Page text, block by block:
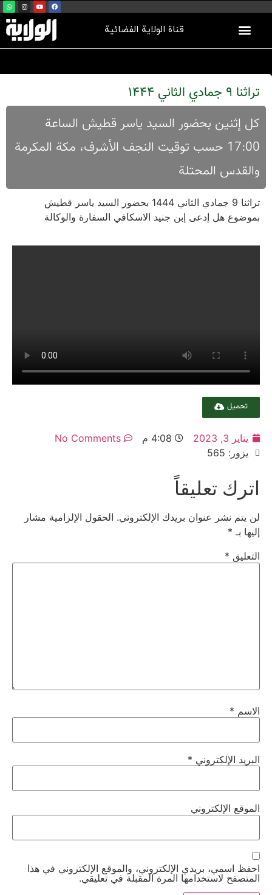
قناة الولاية الفضائية
تراثنا 9 جمادي الثاني 1444
کل إثنین بحضور السید یاسر قطیش الساعة
17:00 حسب توقیت النجف الأشرف، مکة المکرمة
والقدس المحتلة
تراثنا 9 جمادي الثاني 1444 بحضور السید یاسر قطیش
بموضوع هل إدعی إبن جنید الاسکافي السفارة والوکالة
تحميل
يناير 3, 2023 4:08 م
No Comments
يزور: 565
اترك تعليقاً
لن يتم نشر عنوان بريدك الإلكتروني. الحقول الإلزامية مشار
إليها بـ *
التعليق *
الاسم *
البريد الإلكتروني *
الموقع الإلكتروني
احفظ اسمي، بريدي الإلكتروني، والموقع الإلكتروني في هذا
المتصفح لاستخدامها المرة المقبلة في تعليقي.